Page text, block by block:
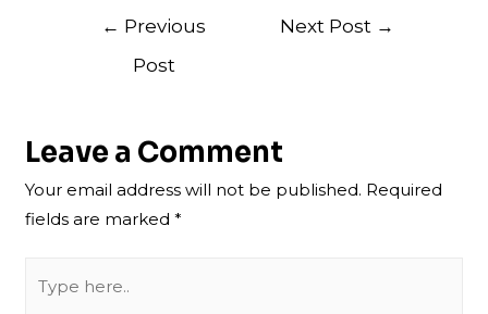
Post
navigation
← Previous
Post
Next Post →
Leave a Comment
Your email address will not be published. Required
fields are marked*
here..